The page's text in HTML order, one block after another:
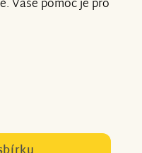
Vaše pomoc je pro